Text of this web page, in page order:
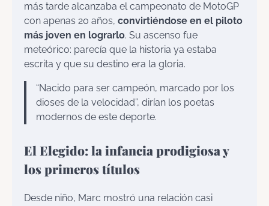
más tarde alcanzaba el campeonato de MotoGP
con apenas 20 años, convirtiéndose en el piloto
más joven en lograrlo. Su ascenso fue
meteórico: parecía que la historia ya estaba
escrita y que su destino era la gloria.
“Nacido para ser campeón, marcado por los
dioses de la velocidad”, dirían los poetas
modernos de este deporte.
El Elegido: la infancia prodigiosa y
los primeros títulos
Desde niño, Marc mostró una relación casi